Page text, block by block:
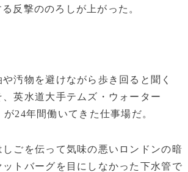
反撃ののろしが上がった。
汚物を避けながら歩き回ると聞く
英水道大手テムズ・ウォーター
24年間働いてきた仕事場だ。
ごを伝って気味の悪いロンドンの暗
トバーグを目にしなかった下水管で